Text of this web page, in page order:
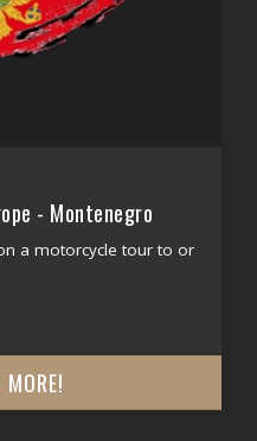
- Montenegro
a motorcycle tour to or